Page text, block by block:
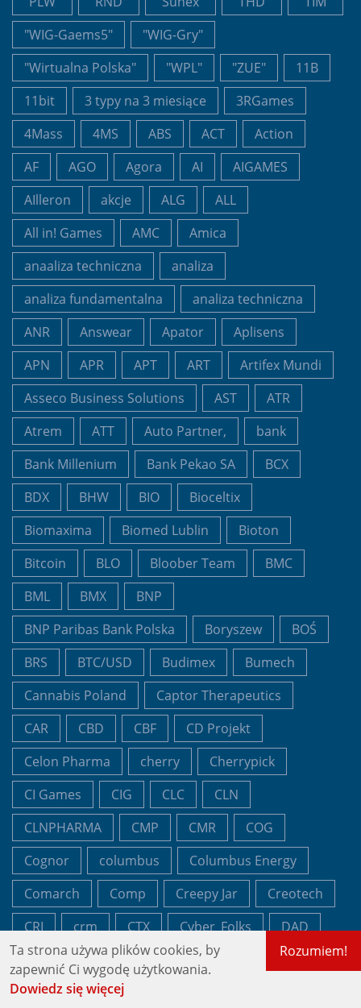
"WIG-Gaems5"
"WIG-Gry"
"Wirtualna Polska"
"WPL" "ZUE"
11B
11bit
3 typy na 3 miesiące
3RGames
4Mass
4MS ABS ACT
Action
AF
AGO Agora AI
AIGAMES
AIlleron
akcje ALG
ALL
All in! Games
AMC
Amica
anaaliza techniczna
analiza
analiza fundamentalna
analiza techniczna
ANR
Answear Apator
Aplisens
APN
APR APT ART
Artifex Mundi
Asseco Business Solutions
AST
ATR
Atrem
ATT Auto Partner,
bank
Bank Millenium
Bank Pekao SA
BCX
BDX
BHW BIO
Bioceltix
Biomaxima
Biomed Lublin
Bioton
Bitcoin
BLO Bloober Team
BMC
BML
BMX
BNP
BNP Paribas Bank Polska
Boryszew
BOŚ
BRS
BTC/USD Budimex
Bumech
Cannabis Poland
Captor Therapeutics
CAR
CBD CBF
CD Projekt
Celon Pharma
cherry
Cherrypick
CI Games
CIG CLC
CLN
CLNPHARMA
CMP CMR
COG
Cognor
columbus
Columbus Energy
Comarch
Comp Creepy Jar
Creotech
CRI
crm CTX Cyber_Folks
DAD
Dadelo
DAT DataWalk
debiut
Decora
Rozumiem!
Ta strona używa plików cookies, by
zapewnić Ci wygodę użytkowania.
Dowiedz się więcej